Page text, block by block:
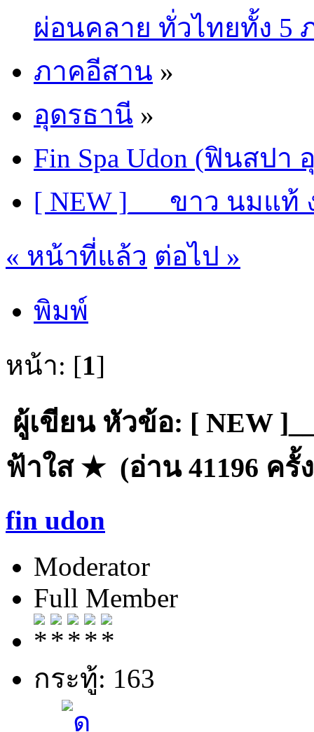
ผ่อนคลาย ทั่วไทยทั้ง 5
ภาคอีสาน »
อุดรธานี »
Fin Spa Udon (ฟินสปา
[ NEW ]___ขาว นมแ
« หน้าที่แล้ว ต่อไป »
พิมพ์
หน้า: [1]
ผู้เขียนหัวข้อ: [ NEW
ฟ้าใส ★ (อ่าน 41196 ครั้
fin udon
Moderator
Full Member
กระทู้: 163